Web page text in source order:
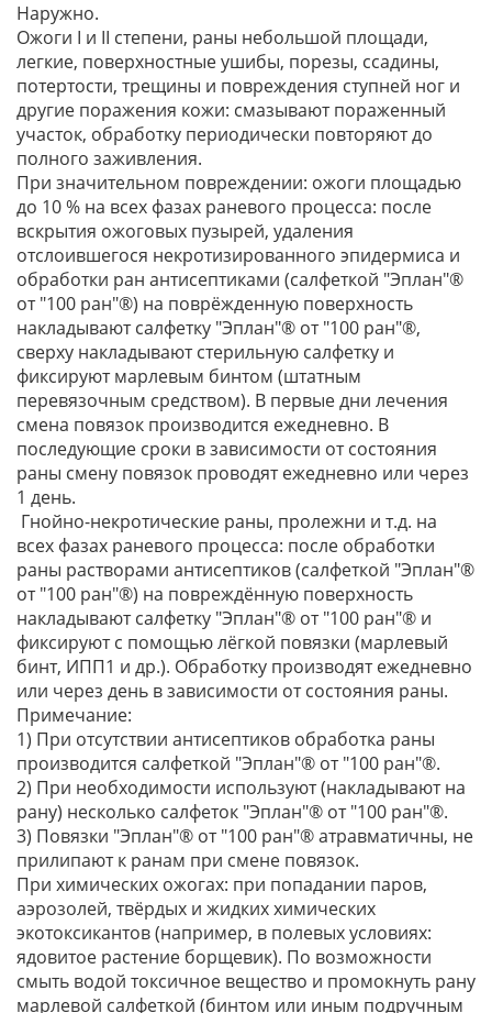
Наружно.
Ожоги I и II степени, раны небольшой площади,
легкие, поверхностные ушибы, порезы, ссадины,
потертости, трещины и повреждения ступней ног и
другие поражения кожи: смазывают пораженный
участок, обработку периодически повторяют до
полного заживления.
При значительном повреждении: ожоги площадью
до 10 % на всех фазах раневого процесса: после
вскрытия ожоговых пузырей, удаления
отслоившегося некротизированного эпидермиса и
обработки ран антисептиками (салфеткой "Эплан"®
от "100 ран"®) на поврёжденную поверхность
накладывают салфетку "Эплан"® от "100 ран"®,
сверху накладывают стерильную салфетку и
фиксируют марлевым бинтом (штатным
перевязочным средством). В первые дни лечения
смена повязок производится ежедневно. В
последующие сроки в зависимости от состояния
раны смену повязок проводят ежедневно или через
1 день.
Гнойно-некротические раны, пролежни и т.д. на
всех фазах раневого процесса: после обработки
раны растворами антисептиков (салфеткой "Эплан"®
от "100 ран"®) на повреждённую поверхность
накладывают салфетку "Эплан"® от "100 ран"® и
фиксируют с помощью лёгкой повязки (марлевый
бинт, ИПП1 и др.). Обработку производят ежедневно
или через день в зависимости от состояния раны.
Примечание:
1) При отсутствии антисептиков обработка раны
производится салфеткой "Эплан"® от "100 ран"®.
2) При необходимости используют (накладывают на
рану) несколько салфеток "Эплан"® от "100 ран"®.
3) Повязки "Эплан"® от "100 ран"® атравматичны, не
прилипают к ранам при смене повязок.
При химических ожогах: при попадании паров,
аэрозолей, твёрдых и жидких химических
экотоксикантов (например, в полевых условиях:
ядовитое растение борщевик). По возможности
смыть водой токсичное вещество и промокнуть рану
марлевой салфеткой (бинтом или иным подручным